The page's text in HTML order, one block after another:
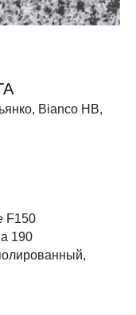
Bianco HB,
F150
190